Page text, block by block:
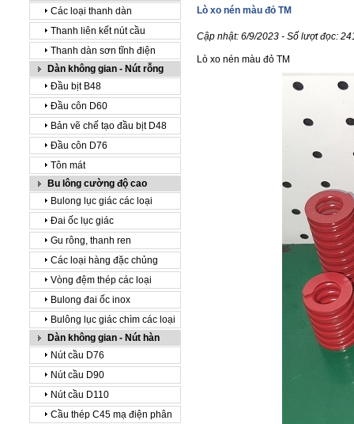
Các loại thanh dàn
Thanh liên kết nút cầu
Thanh dàn sơn tĩnh điện
Dàn không gian - Nút rỗng
Đầu bịt B48
Đầu côn D60
Bản vẽ chế tạo đầu bịt D48
Đầu côn D76
Tôn mát
Bu lông cường độ cao
Bulong lục giác các loại
Đai ốc lục giác
Gu rông, thanh ren
Các loại hàng đặc chủng
Vòng đệm thép các loại
Bulong đai ốc inox
Bulông lục giác chìm các loại
Dàn không gian - Nút hàn
Nút cầu D76
Nút cầu D90
Nút cầu D110
Cầu thép C45 mạ điện phân
Lò xo nén màu đỏ TM
Cập nhật: 6/9/2023 - Số lượt đọc:
Lò xo nén màu đỏ TM